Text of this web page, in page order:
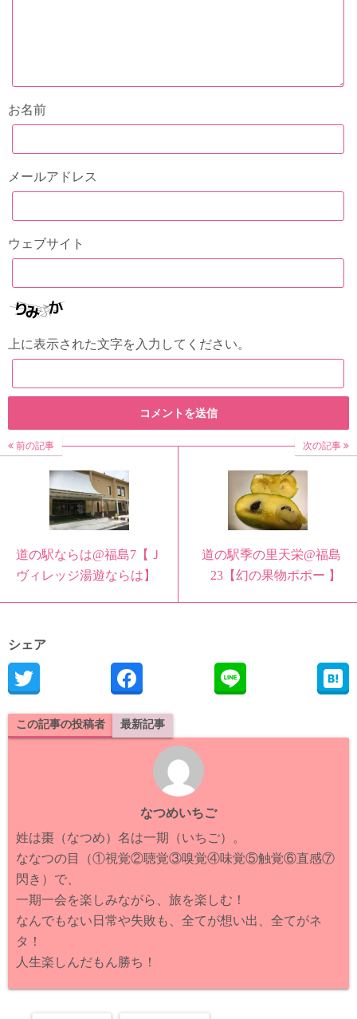
お名前
メールアドレス
ウェブサイト
上に表示された文字を入力してください。
前の記事
道の駅ならは@福島7【Ｊ
ヴィレッジ湯遊ならは】
次の記事
道の駅季の里天栄@福島
23【幻の果物ポポー 】
シェア
この記事の投稿者 最新記事
なつめいちご
姓は棗（なつめ）名は一期（いちご）。
ななつの目（①視覚②聴覚③嗅覚④味覚⑤触覚⑥直感⑦
閃き）で、
一期一会を楽しみながら、旅を楽しむ！
なんでもない日常や失敗も、全てが想い出、全てがネ
タ！
人生楽しんだもん勝ち！